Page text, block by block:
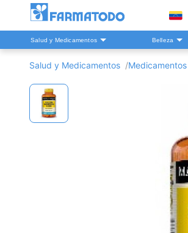
Salud y Medicamentos Belleza
Salud y Medicamentos Medicamentos